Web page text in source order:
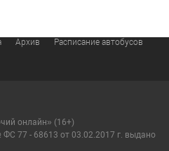
Архив Расписание автобусов
онлайн» (16+)
77 - 68613 от 03.02.2017 г. выдано